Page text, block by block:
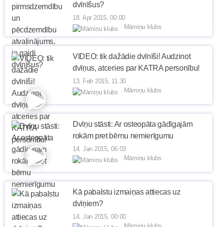
dvīnīšus?
18. Apr 2015, 00:00
Māmiņu klubs
VIDEO: tik dažādie dvīnīši! Audzinot
dvīņus, atceries par KATRA personību!
13. Feb 2015, 11:30
Māmiņu klubs
Dvīņu stāsti: Ar osteopāta gādīgajām
rokām pret bērnu nemierīgumu
14. Jan 2015, 06:03
Māmiņu klubs
Kā pabalstu izmaiņas attiecas uz
dvīņiem?
14. Jan 2015, 00:00